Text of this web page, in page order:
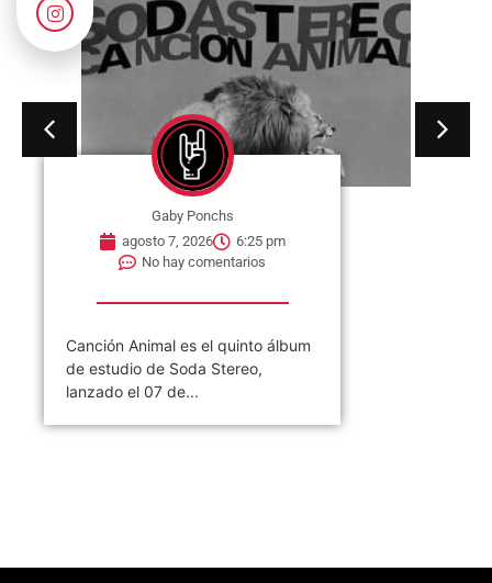
Gaby Ponchs
agosto 7, 2026
6:25 pm
No hay comentarios
Canción Animal es el quinto álbum
de estudio de Soda Stereo,
lanzado el 07 de...